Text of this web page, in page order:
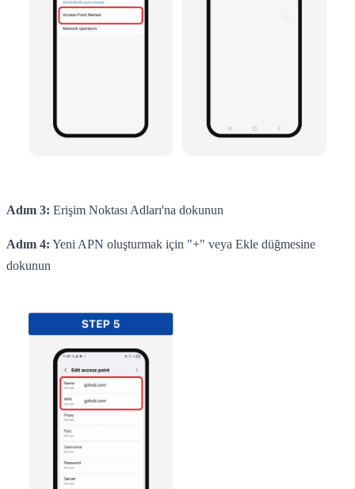
Adım 3: Erişim Noktası Adları'na dokunun
Adım 4: Yeni APN oluşturmak için "+" veya Ekle düğmesine
dokunun